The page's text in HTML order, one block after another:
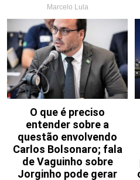
Marcelo Lula
O que é preciso
entender sobre a
questão envolvendo
Carlos Bolsonaro; fala
de Vaguinho sobre
Jorginho pode gerar